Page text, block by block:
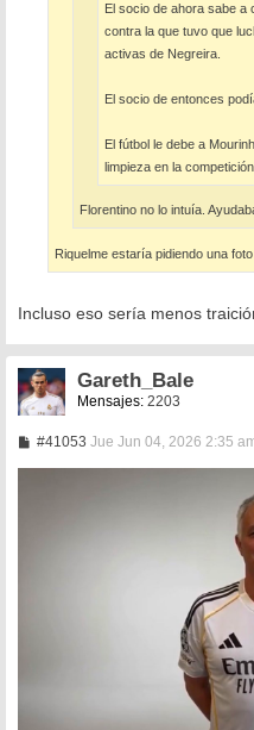
El socio de ahora sabe a
contra la que tuvo que
activas de Negreira.
El socio de entonces
El fútbol le debe a
limpieza en la
Florentino no lo intuía.
Riquelme estaría pidiendo una foto
Incluso eso sería menos
Gareth_Bale
Mensajes: 2203
#41053M
n
Jue Jun 04, 2026 2:35